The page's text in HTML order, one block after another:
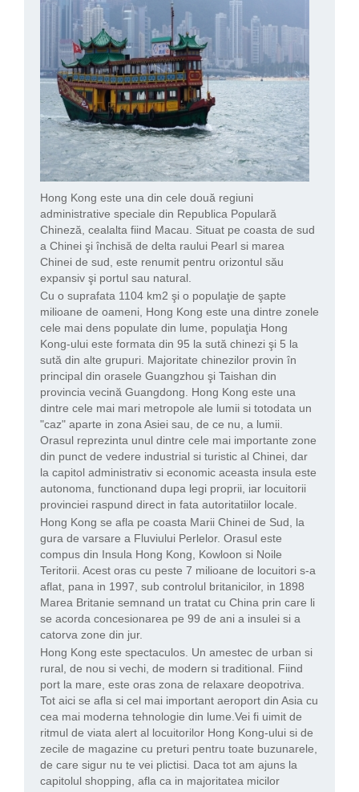
Hong Kong este una din cele două regiuni
administrative speciale din Republica Populară
Chineză, cealalta fiind Macau. Situat pe coasta de sud
a Chinei şi închisă de delta raului Pearl si marea
Chinei de sud, este renumit pentru orizontul său
expansiv şi portul sau natural.
Cu o suprafata 1104 km2 şi o populaţie de şapte
milioane de oameni, Hong Kong este una dintre zonele
cele mai dens populate din lume, populaţia Hong
Kong-ului este formata din 95 la sută chinezi şi 5 la
sută din alte grupuri. Majoritate chinezilor provin în
principal din orasele Guangzhou şi Taishan din
provincia vecină Guangdong. Hong Kong este una
dintre cele mai mari metropole ale lumii si totodata un
"caz" aparte in zona Asiei sau, de ce nu, a lumii.
Orasul reprezinta unul dintre cele mai importante zone
din punct de vedere industrial si turistic al Chinei, dar
la capitol administrativ si economic aceasta insula este
autonoma, functionand dupa legi proprii, iar locuitorii
provinciei raspund direct in fata autoritatiilor locale.
Hong Kong se afla pe coasta Marii Chinei de Sud, la
gura de varsare a Fluviului Perlelor. Orasul este
compus din Insula Hong Kong, Kowloon si Noile
Teritorii. Acest oras cu peste 7 milioane de locuitori s-a
aflat, pana in 1997, sub controlul britanicilor, in 1898
Marea Britanie semnand un tratat cu China prin care li
se acorda concesionarea pe 99 de ani a insulei si a
catorva zone din jur.
Hong Kong este spectaculos. Un amestec de urban si
rural, de nou si vechi, de modern si traditional. Fiind
port la mare, este oras zona de relaxare deopotriva.
Tot aici se afla si cel mai important aeroport din Asia cu
cea mai moderna tehnologie din lume. Vei fi uimit de
ritmul de viata alert al locuitorilor Hong Kong-ului si de
zecile de magazine cu preturi pentru toate buzunarele,
de care sigur nu te vei plictisi. Daca tot am ajuns la
capitolul shopping, afla ca in majoritatea micilor